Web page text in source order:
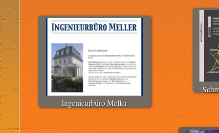
Ingenieurbüro Meller